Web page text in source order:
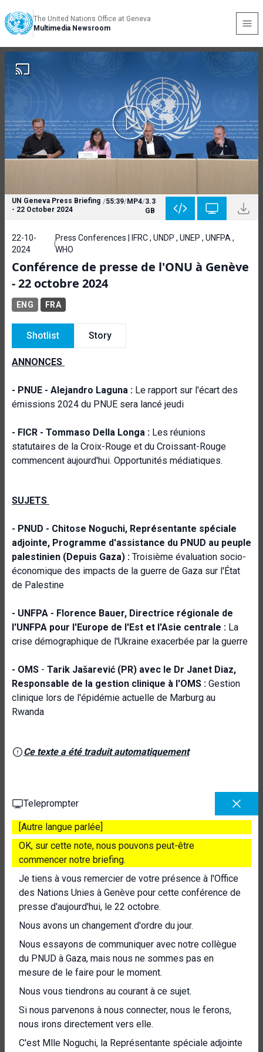
The United Nations Office at Geneva
Multimedia Newsroom
UN Geneva Press Briefing
- 22 October 2024
/55:39/MP4/3.3
GB
22-10-
2024
Press Conferences | IFRC , UNDP , UNEP , UNFPA ,
WHO
Conférence de presse de l'ONU à Genève
- 22 octobre 2024
ENG FRA
Shotlist Story
ANNONCES
- PNUE - Alejandro Laguna : Le rapport sur l'écart des
émissions 2024 du PNUE sera lancé jeudi
- FICR - Tommaso Della Longa : Les réunions
statutaires de la Croix-Rouge et du Croissant-Rouge
commencent aujourd'hui. Opportunités médiatiques.
SUJETS
- PNUD - Chitose Noguchi, Représentante spéciale
adjointe, Programme d'assistance du PNUD au peuple
palestinien (Depuis Gaza) : Troisième évaluation socio-
économique des impacts de la guerre de Gaza sur l'État
de Palestine
- UNFPA - Florence Bauer, Directrice régionale de
l'UNFPA pour l'Europe de l'Est et l'Asie centrale : La
crise démographique de l'Ukraine exacerbée par la guerre
- OMS - Tarik Jašarević (PR) avec le Dr Janet Diaz,
Responsable de la gestion clinique à l'OMS : Gestion
clinique lors de l'épidémie actuelle de Marburg au
Rwanda
Ce texte a été traduit automatiquement
Teleprompter
[Autre langue parlée]
OK, sur cette note, nous pouvons peut-être
commencer notre briefing.
Je tiens à vous remercier de votre présence à l'Office
des Nations Unies à Genève pour cette conférence de
presse d'aujourd'hui, le 22 octobre.
Nous avons un changement d'ordre du jour.
Nous essayons de communiquer avec notre collègue
du PNUD à Gaza, mais nous ne sommes pas en
mesure de le faire pour le moment.
Nous vous tiendrons au courant à ce sujet.
Si nous parvenons à nous connecter, nous le ferons,
nous irons directement vers elle.
C'est Mlle Noguchi, la Représentante spéciale adjointe